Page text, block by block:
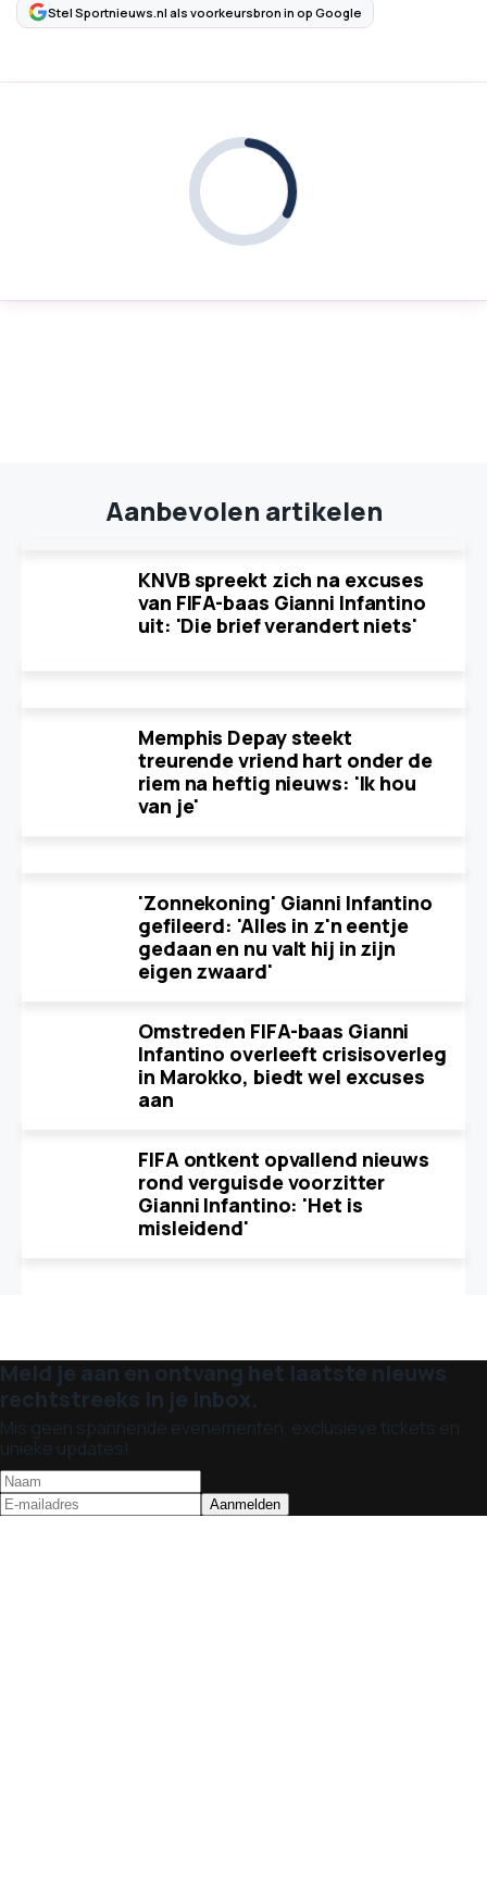
Stel Sportnieuws.nl als voorkeursbron in op Google
Aanbevolen artikelen
KNVB spreekt zich na excuses
van FIFA-baas Gianni Infantino
uit: 'Die brief verandert niets'
Memphis Depay steekt
treurende vriend hart onder de
riem na heftig nieuws: 'Ik hou
van je'
'Zonnekoning' Gianni Infantino
gefileerd: 'Alles in z'n eentje
gedaan en nu valt hij in zijn
eigen zwaard'
Omstreden FIFA-baas Gianni
Infantino overleeft crisisoverleg
in Marokko, biedt wel excuses
aan
FIFA ontkent opvallend nieuws
rond verguisde voorzitter
Gianni Infantino: 'Het is
misleidend'
Meld je aan en ontvang het laatste nieuws
rechtstreeks in je inbox.
Mis geen spannende evenementen, exclusieve tickets en
unieke updates!